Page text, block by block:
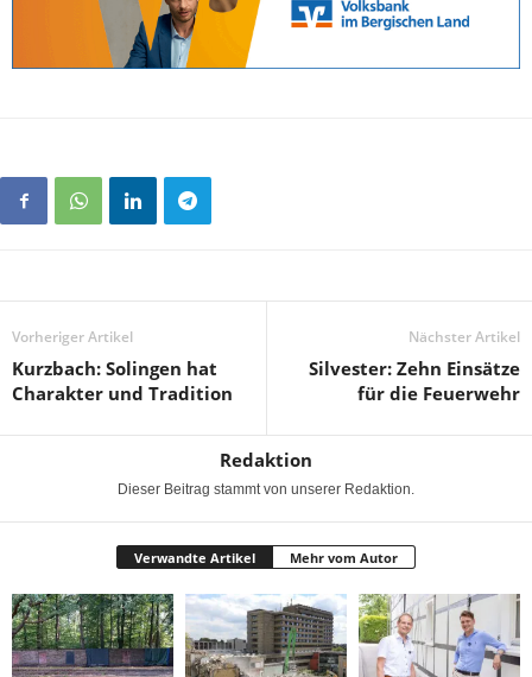
Vorheriger Artikel
Kurzbach: Solingen hat
Charakter und Tradition
Nächster Artikel
Silvester: Zehn Einsätze
für die Feuerwehr
Redaktion
Dieser Beitrag stammt von unserer Redaktion.
Verwandte Artikel Mehr vom Autor